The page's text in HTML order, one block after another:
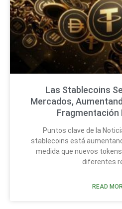
Las Stablecoins
Mercados,
Fragmentación
Puntos clave de la
stablecoins está
medida que nuevos
diferentes
READ